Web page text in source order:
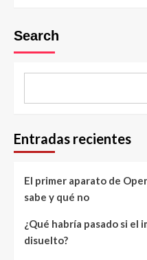
Search
Entradas recientes
El primer aparato de
sabe y qué no
¿Qué habría pasado si el
disuelto?